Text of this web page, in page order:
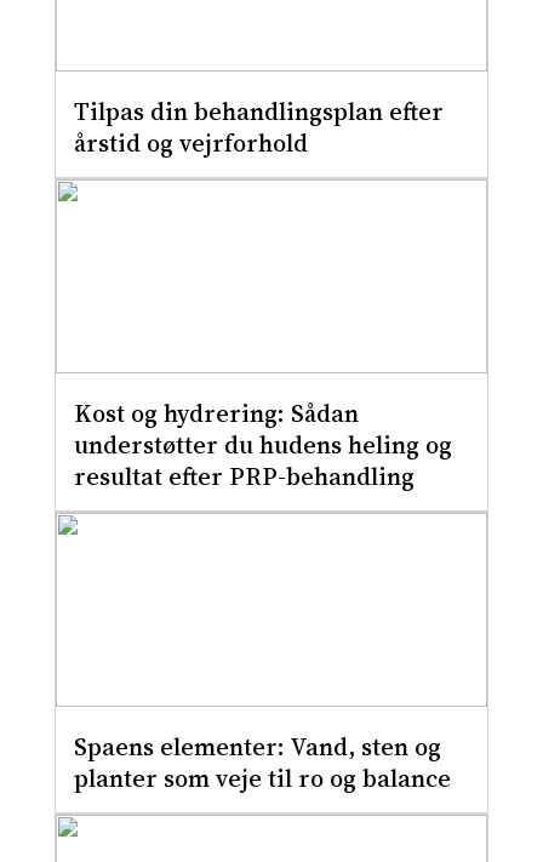
Tilpas din behandlingsplan efter
årstid og vejrforhold
Kost og hydrering: Sådan
understøtter du hudens heling og
resultat efter PRP-behandling
Spaens elementer: Vand, sten og
planter som veje til ro og balance